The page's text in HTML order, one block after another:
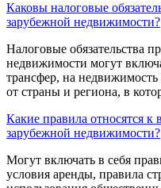
Каковы налоговые
зарубежной недвижимости?
Налоговые обязательства
недвижимости могут
трансфер, на недвижимость
от страны и региона, в
Какие правила относятся
зарубежной недвижимости?
Могут включать в себя
условия аренды, правила